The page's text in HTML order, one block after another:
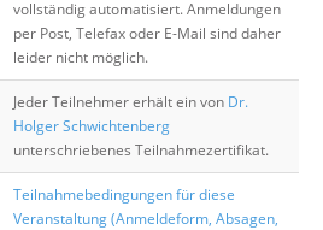
vollständig automatisiert. Anmeldungen
per Post, Telefax oder E-Mail sind daher
leider nicht möglich.
Jeder Teilnehmer erhält ein von Dr.
Holger Schwichtenberg
unterschriebenes Teilnahmezertifikat.
Teilnahmebedingungen für diese
Veranstaltung (Anmeldeform, Absagen,